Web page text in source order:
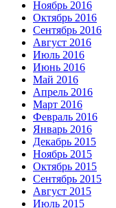
Ноябрь 2016
Октябрь 2016
Сентябрь 2016
Август 2016
Июль 2016
Июнь 2016
Май 2016
Апрель 2016
Март 2016
Февраль 2016
Январь 2016
Декабрь 2015
Ноябрь 2015
Октябрь 2015
Сентябрь 2015
Август 2015
Июль 2015